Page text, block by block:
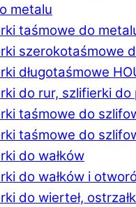
metalu
taśmowe do
szerokotaśmowe
długotaśmowe
do rur, szlifierki
taśmowe do
taśmowe do
do wałków
do wałków i
do wierteł,